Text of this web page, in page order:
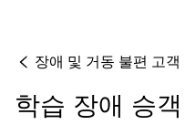
장애 및 거동 불편 고객
학습 장애 승객